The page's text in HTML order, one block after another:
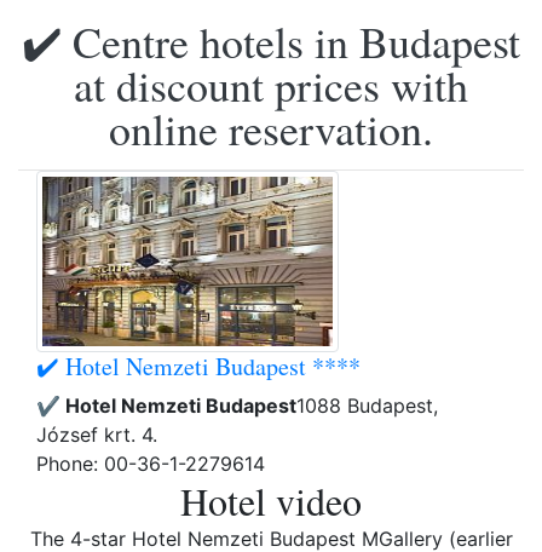
✔️ Centre hotels in Budapest
at discount prices with
online reservation.
✔️ Hotel Nemzeti Budapest ****
✔️ Hotel Nemzeti Budapest1088 Budapest,
József krt. 4.
Phone: 00-36-1-2279614
Hotel video
The 4-star Hotel Nemzeti Budapest MGallery (earlier